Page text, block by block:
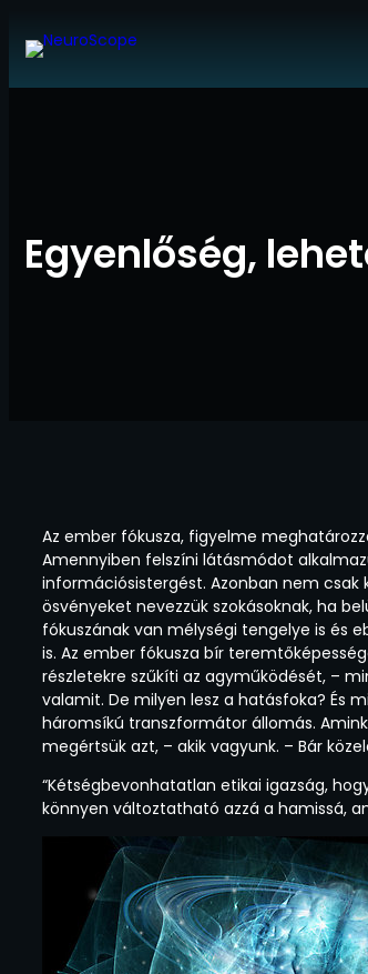
Egyenlőség,
Az ember fókusza, figyelme
Amennyiben felszíni látásmódot
információsistergést. Azonban nem
ösvényeket nevezzük szokásoknak, ha
fókuszának van mélységi tengelye is és
is. Az ember fókusza bír
részletekre szűkíti az agyműködését, –
valamit. De milyen lesz a hatásfoka? És
háromsíkú transzformátor állomás.
megértsük azt, – akik vagyunk. – Bár
“Kétségbevonhatatlan etikai igazság,
könnyen változtatható azzá a hamissá,